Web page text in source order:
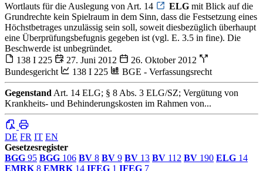
Wortlauts für die Auslegung von Art. 14
ELG mit Blick auf die
Grundrechte kein Spielraum in dem Sinn, dass die Festsetzung eines
Höchstbetrages unzulässig sein soll, soweit diesbezüglich überhaupt
eine Überprüfungsbefugnis gegeben ist (vgl. E. 3.5 in fine). Die
Beschwerde ist unbegründet.
138 I 225
27. Juni 2012
26. Oktober 2012
Bundesgericht
138 I 225 BGE - Verfassungsrecht
Gegenstand Art. 14 ELG; § 8 Abs. 3 ELG/SZ; Vergütung von
Krankheits- und Behinderungskosten im Rahmen von...
DE FR IT EN
Gesetzesregister
BGG 95 BGG 106 BV 8 BV 9 BV 13 BV 112 BV 190 ELG 14
EMRK 8 EMRK 14 IFEG 1 IFEG 7